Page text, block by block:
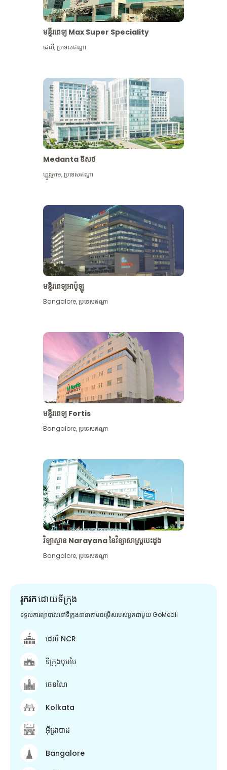
មើល​ច្រើន​ទៀត
មន្ទីរពេទ្យ Max Super Speciality
ដេលី,ប្រទេសឥណ្ឌា
Medanta ឱសថ
ហ្គូរូក្រាម,ប្រទេសឥណ្ឌា
មន្ទីរពេទ្យអាប៉ូឡូ
Bangalore,ប្រទេសឥណ្ឌា
មន្ទីរពេទ្យ Fortis
Bangalore,ប្រទេសឥណ្ឌា
វិទ្យាស្ថាន Narayana នៃវិទ្យាសាស្រ្តបេះដូង
Bangalore,ប្រទេសឥណ្ឌា
រុករកដោយទីក្រុង
ទទួលការព្យាបាលនៅទីក្រុងនានាតាមជម្រើសរបស់អ្នកជាមួយ GoMedii
ដេលី NCR
ទីក្រុងបុមបៃ
ចេនណៃ
Kolkata
អ៊ីដ្រាបាដ
Bangalore